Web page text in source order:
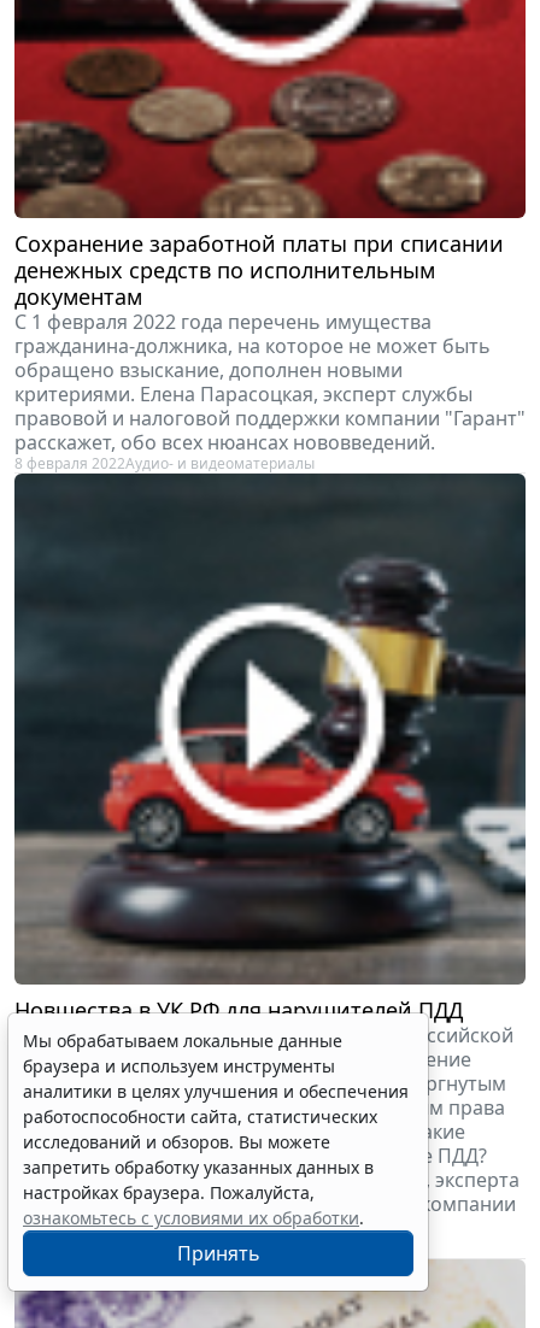
Сохранение заработной платы при списании
денежных средств по исполнительным
документам
С 1 февраля 2022 года перечень имущества
гражданина-должника, на которое не может быть
обращено взыскание, дополнен новыми
критериями. Елена Парасоцкая, эксперт службы
правовой и налоговой поддержки компании "Гарант"
расскажет, обо всех нюансах нововведений.
8 февраля 2022Аудио- и видеоматериалы
Новшества в УК РФ для нарушителей ПДД
С 10 января 2022 года Уголовный кодекс Российской
Федерации дополнен статьей 264.2. Нарушение
правил дорожного движения лицом, подвергнутым
административному наказанию и лишенным права
управления транспортными средствами. Какие
штрафы ждут автолюбителей за нарушение ПДД?
Подробности в выпуске Елены Парасоцкой, эксперта
службы правовой и налоговой поддержки компании
"Гарант".
Аудио- и видеоматериалы
Мы обрабатываем локальные данные
браузера и используем инструменты
аналитики в целях улучшения и обеспечения
работоспособности сайта, статистических
исследований и обзоров. Вы можете
запретить обработку указанных данных в
настройках браузера. Пожалуйста,
ознакомьтесь с условиями их обработки.
Принять